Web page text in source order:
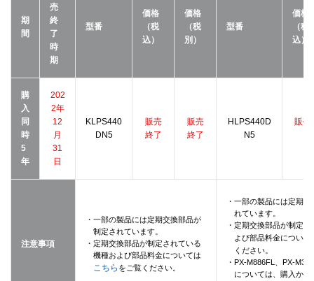
期
間
売
終
了
時
期
型番
価格
（税
込）
価格
（税
別）
型番
価格
（税
込）
購
入
同
時
5
年
202
2年
12
月
31
日
KLPS440
DN5
販売
終了
販売
終了
HLPS440D
N5
販売
注意事項
・一部の製品には定期交換部品が
制定されています。
・定期交換部品が制定されている
機種および部品料金については
こちら をご覧ください。
・一部の製品には定期
れています。
・定期交換部品が制定
よび部品料金について
ください。
・PX-M886FL、PX-
については、購入から